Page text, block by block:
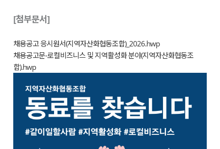
[첨부문서]
채용공고 응시원서(지역자산화협동조합)_2026.hwp
채용공고문-로컬비즈니스 및 지역활성화 분야(지역자산화협동조
합).hwp